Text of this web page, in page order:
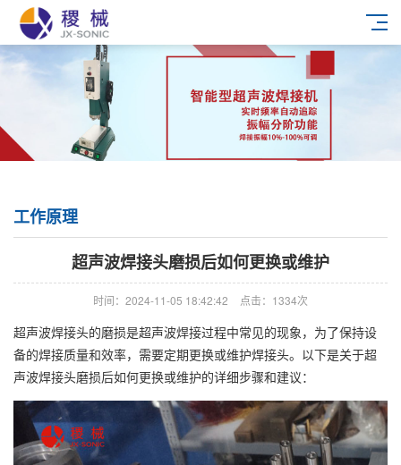
工作原理
超声波焊接头磨损后如何更换或维护
时间：2024-11-05 18:42:42 点击：1334次
超声波焊接头的磨损是超声波焊接过程中常见的现象，为了保持设
备的焊接质量和效率，需要定期更换或维护焊接头。以下是关于超
声波焊接头磨损后如何更换或维护的详细步骤和建议：